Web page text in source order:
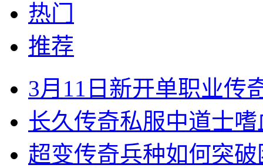
热门
推荐
3月11日新开单职业传
长久传奇私服中道士
超变传奇兵种如何突